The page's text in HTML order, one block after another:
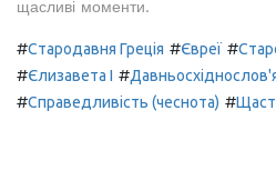
щасливі моменти.
#Стародавня Греція #Євреї #
#Єлизавета I #
#Справедливість (чеснота) #